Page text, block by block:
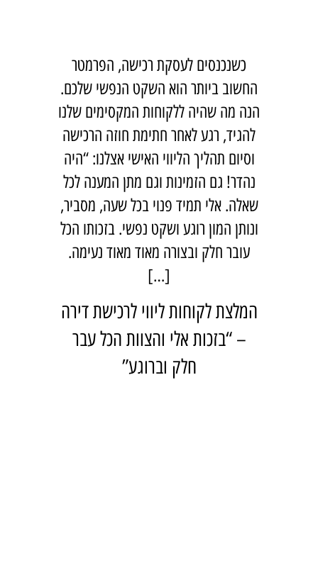
כשנכנסים לעסקת רכישה, הפרמטר
החשוב ביותר הוא השקט הנפשי שלכם.
הנה מה שהיה ללקוחות המקסימים שלנו
להגיד, רגע לאחר חתימת חוזה הרכישה
וסיום תהליך הליווי האישי אצלנו: “היה
נהדר! גם הזמינות וגם מתן המענה לכל
שאלה. אלי תמיד פנוי בכל שעה, מסביר,
ונותן המון רוגע ושקט נפשי. בזכותו הכל
עובר חלק ובצורה מאוד מאוד נעימה.
[…]
המלצת לקוחות ליווי לרכישת דירה
– “בזכות אלי והצוות הכל עבר
חלק וברוגע”